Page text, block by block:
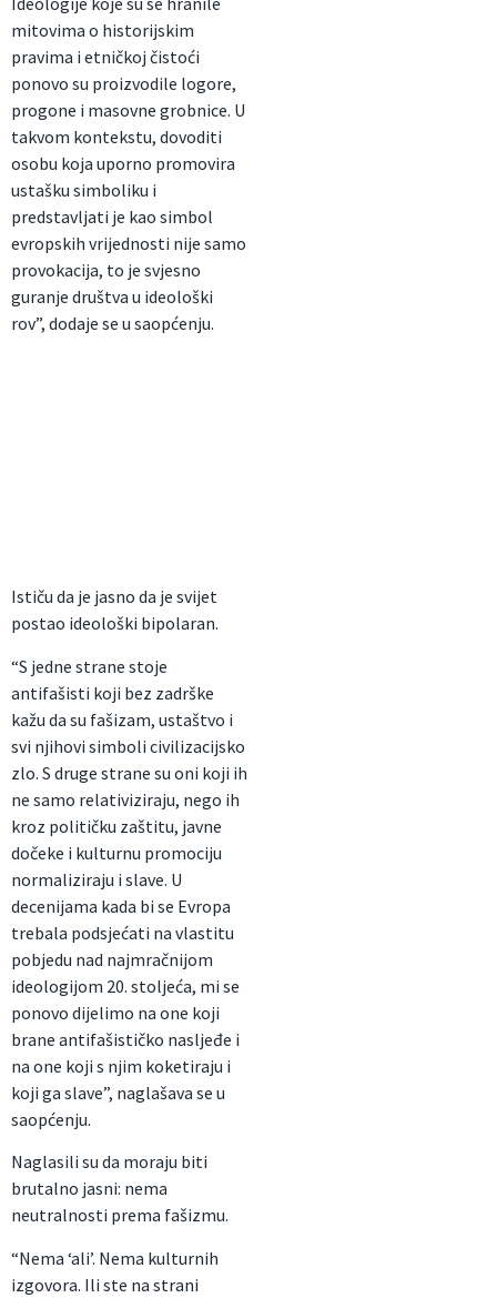
mitovima o historijskim
pravima i etničkoj čistoći
ponovo su proizvodile logore,
progone i masovne grobnice. U
takvom kontekstu, dovoditi
osobu koja uporno promovira
ustašku simboliku i
predstavljati je kao simbol
evropskih vrijednosti nije samo
provokacija, to je svjesno
guranje društva u ideološki
rov”, dodaje se u saopćenju.
Ističu da je jasno da je svijet
postao ideološki bipolaran.
“S jedne strane stoje
antifašisti koji bez zadrške
kažu da su fašizam, ustaštvo i
svi njihovi simboli civilizacijsko
zlo. S druge strane su oni koji ih
ne samo relativiziraju, nego ih
kroz političku zaštitu, javne
dočeke i kulturnu promociju
normaliziraju i slave. U
decenijama kada bi se Evropa
trebala podsjećati na vlastitu
pobjedu nad najmračnijom
ideologijom 20. stoljeća, mi se
ponovo dijelimo na one koji
brane antifašističko nasljeđe i
na one koji s njim koketiraju i
koji ga slave”, naglašava se u
saopćenju.
Naglasili su da moraju biti
brutalno jasni: nema
neutralnosti prema fašizmu.
“Nema ‘ali’. Nema kulturnih
izgovora. Ili ste na strani